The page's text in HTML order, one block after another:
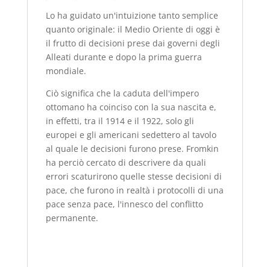
Lo ha guidato un'intuizione tanto semplice
quanto originale: il Medio Oriente di oggi è
il frutto di decisioni prese dai governi degli
Alleati durante e dopo la prima guerra
mondiale.
Ciò significa che la caduta dell'impero
ottomano ha coinciso con la sua nascita e,
in effetti, tra il 1914 e il 1922, solo gli
europei e gli americani sedettero al tavolo
al quale le decisioni furono prese. Fromkin
ha perciò cercato di descrivere da quali
errori scaturirono quelle stesse decisioni di
pace, che furono in realtà i protocolli di una
pace senza pace, l'innesco del conflitto
permanente.